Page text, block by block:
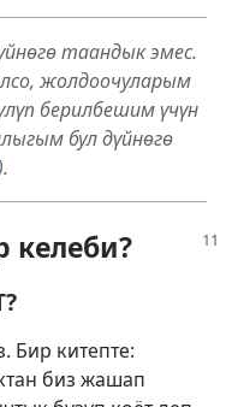
таандык эмес.
жолдоочуларым
берилбешим үчүн
бул дүйнөгө
келеби?
Бир китепте:
биз жашап